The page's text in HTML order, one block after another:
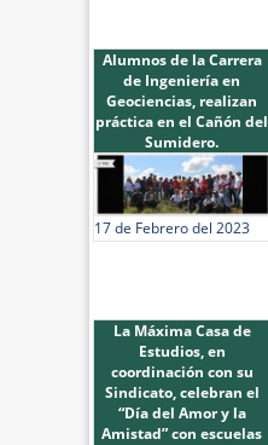
Alumnos de la Carrera
de Ingeniería en
Geociencias, realizan
práctica en el Cañón del
Sumidero.
17 de Febrero del 2023
La Máxima Casa de
Estudios, en
coordinación con su
Sindicato, celebran el
“Día del Amor y la
Amistad” con escuelas